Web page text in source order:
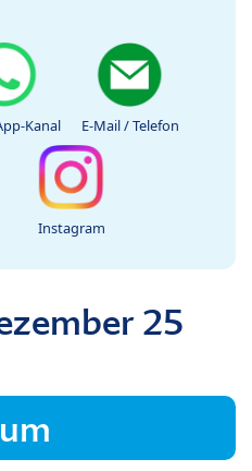
Kanal E-Mail / Telefon
Instagram
25